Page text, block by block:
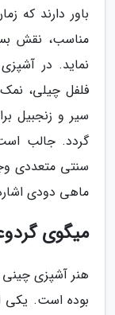
باور دارند که
مناسب، نقش
نماید. در
فلفل چیلی،
سیر و زنجبیل
گردد. جالب
سنتی متعددی
ماهی دودی
میگوی
هنر آشپزی چینی
بوده است. یکی